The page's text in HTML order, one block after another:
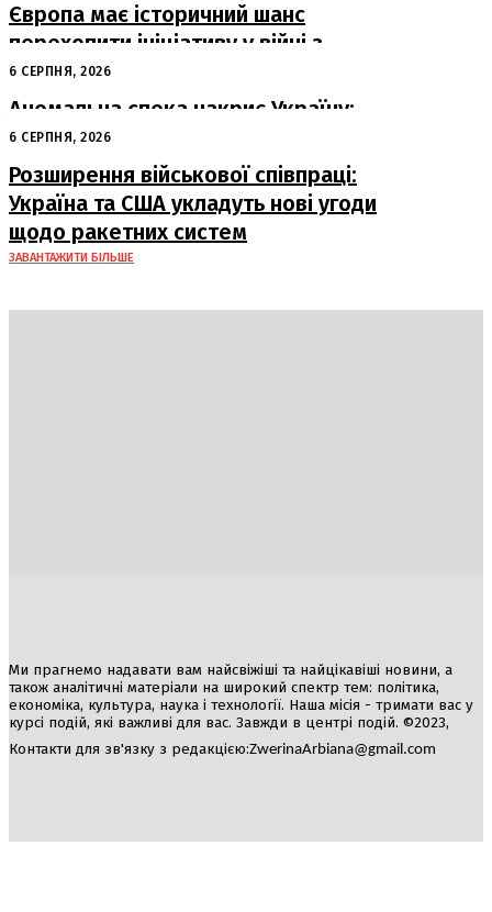
Європа має історичний шанс
перехопити ініціативу у війні з
Росією
6 СЕРПНЯ, 2026
Аномальна спека накриє Україну:
очікуються рекорди температури
6 СЕРПНЯ, 2026
Розширення військової співпраці:
Україна та США укладуть нові угоди
щодо ракетних систем
ЗАВАНТАЖИТИ БІЛЬШЕ
Ми прагнемо надавати вам найсвіжіші та найцікавіші новини, а
також аналітичні матеріали на широкий спектр тем: політика,
економіка, культура, наука і технології. Наша місія - тримати вас у
курсі подій, які важливі для вас. Завжди в центрі подій. ©2023,
Контакти для зв'язку з редакцією:ZwerinaArbiana@gmail.com